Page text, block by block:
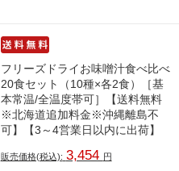
フリーズドライお味噌汁食べ比べ
20食セット（10種×各2食）［基
本常温/全温度帯可］【送料無料
※北海道追加料金※沖縄離島不
可】【3～4営業日以内に出荷】
販売価格(税込): 3,454 円